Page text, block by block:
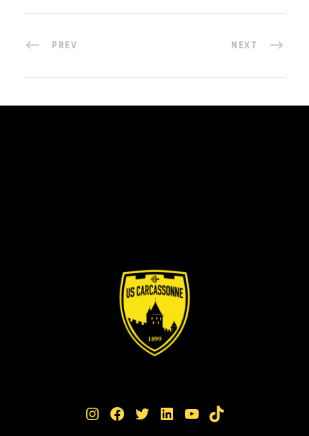
PREV NEXT
Instagram Facebook Twitter LinkedIn YouTube TikTok